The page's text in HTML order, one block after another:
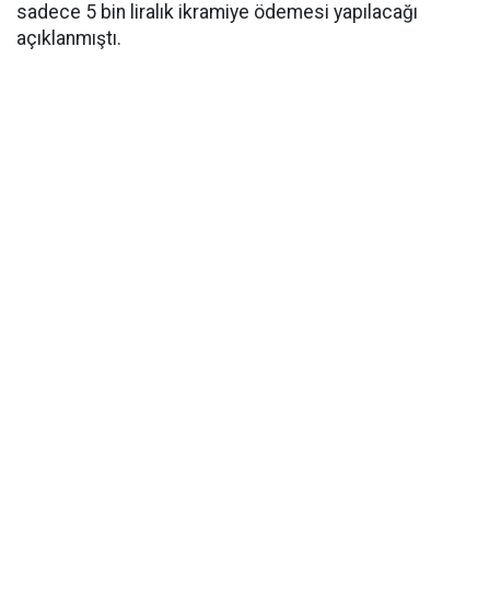
sadece 5 bin liralık ikramiye ödemesi yapılacağı
açıklanmıştı.